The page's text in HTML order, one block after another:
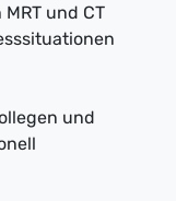
und CT
und